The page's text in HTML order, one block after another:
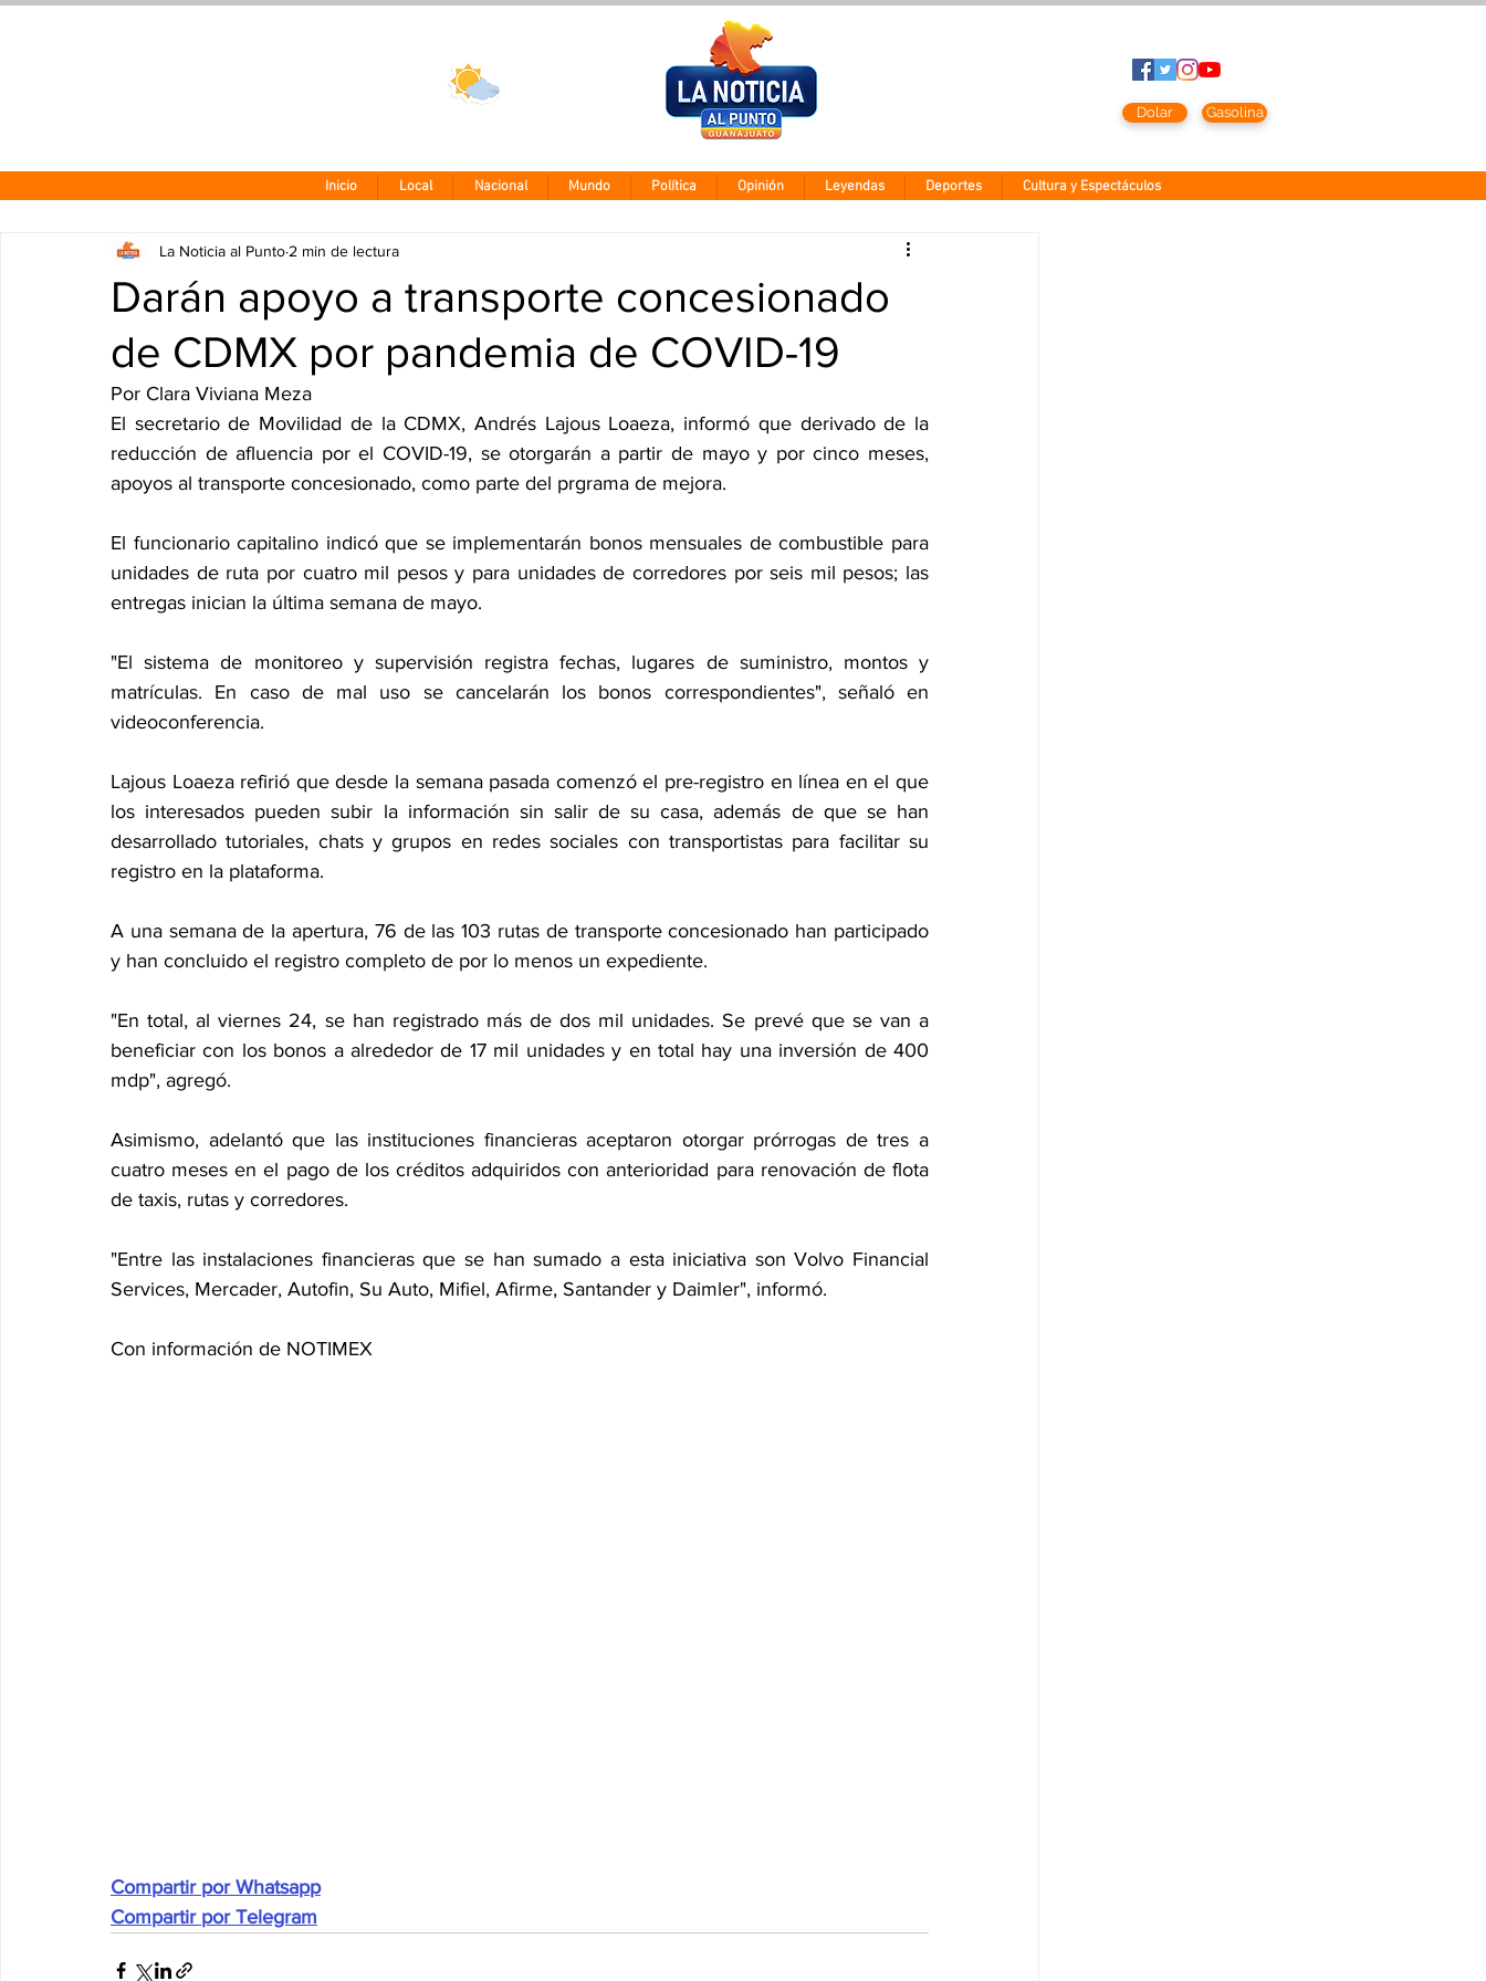
Dolar Gasolina
Inicio Local Nacional Mundo Política Opinión Leyendas Deportes Cultura y Espectáculos
Darán apoyo a transporte concesionado
de CDMX por pandemia de COVID-19
La Noticia al Punto 2 min de lectura
Por Clara Viviana Meza
El secretario de Movilidad de la CDMX, Andrés Lajous Loaeza, informó que derivado de la
reducción de afluencia por el COVID-19, se otorgarán a partir de mayo y por cinco meses,
apoyos al transporte concesionado, como parte del prgrama de mejora.
El funcionario capitalino indicó que se implementarán bonos mensuales de combustible para
unidades de ruta por cuatro mil pesos y para unidades de corredores por seis mil pesos; las
entregas inician la última semana de mayo.
"El sistema de monitoreo y supervisión registra fechas, lugares de suministro, montos y
matrículas. En caso de mal uso se cancelarán los bonos correspondientes", señaló en
videoconferencia.
Lajous Loaeza refirió que desde la semana pasada comenzó el pre-registro en línea en el que
los interesados pueden subir la información sin salir de su casa, además de que se han
desarrollado tutoriales, chats y grupos en redes sociales con transportistas para facilitar su
registro en la plataforma.
A una semana de la apertura, 76 de las 103 rutas de transporte concesionado han participado
y han concluido el registro completo de por lo menos un expediente.
"En total, al viernes 24, se han registrado más de dos mil unidades. Se prevé que se van a
beneficiar con los bonos a alrededor de 17 mil unidades y en total hay una inversión de 400
mdp", agregó.
Asimismo, adelantó que las instituciones financieras aceptaron otorgar prórrogas de tres a
cuatro meses en el pago de los créditos adquiridos con anterioridad para renovación de flota
de taxis, rutas y corredores.
"Entre las instalaciones financieras que se han sumado a esta iniciativa son Volvo Financial
Services, Mercader, Autofin, Su Auto, Mifiel, Afirme, Santander y Daimler", informó.
Con información de NOTIMEX
Compartir por Whatsapp
Compartir por Telegram